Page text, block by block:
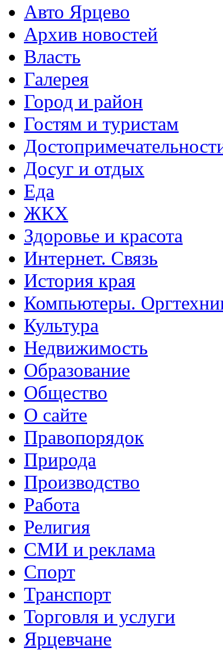
Авто Ярцево
Архив новостей
Власть
Галерея
Город и район
Гостям и туристам
Досуг и отдых
Еда
ЖКХ
Здоровье и красота
Интернет. Связь
История края
Компьютеры.
Культура
Недвижимость
Образование
Общество
О сайте
Правопорядок
Природа
Производство
Работа
Религия
СМИ и реклама
Спорт
Транспорт
Торговля и услуги
Ярцевчане